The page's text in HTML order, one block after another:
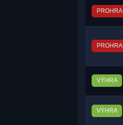
PROHRA
PROHRA
VÝHRA
VÝHRA